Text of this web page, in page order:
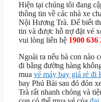
Hiện tại chúng tôi đang
thông tin về các nhà xe
Nội Hương Trà. Để biết
tin và được hỗ trợ đặt vé
vui lòng liên hệ 1900 636
Ngoài ra nếu bà con nào
đi bằng đường hàng
mua vé máy bay giá rẻ đi
bay Phú Bài sau đó đón
Trà rất nhanh chóng và